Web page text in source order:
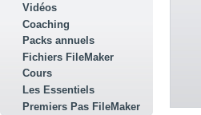
Vidéos
Coaching
Packs annuels
Fichiers FileMaker
Cours
Les Essentiels
Premiers Pas FileMaker